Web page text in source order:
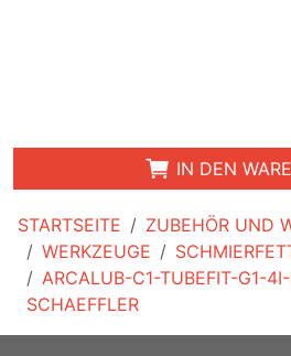
STARTSEITE
ZUBEHÖR UND
WERKZEUGE
ARCALUB-C1-TUBEFIT-G1-
SCHAEFFLER
IN DEN